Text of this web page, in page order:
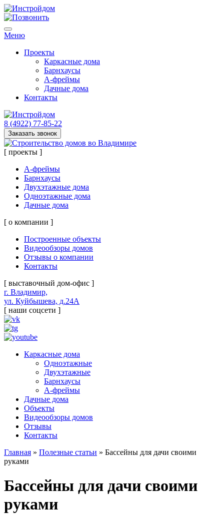
Меню
Проекты
Каркасные дома
Барнхаусы
А-фреймы
Дачные дома
Контакты
8 (4922) 77-85-22
Заказать звонок
[ проекты ]
А-фреймы
Барнхаусы
Двухэтажные дома
Одноэтажные дома
Дачные дома
[ о компании ]
Построенные объекты
Видеообзоры домов
Отзывы о компании
Контакты
[ выставочный дом-офис ]
г. Владимир,
ул. Куйбышева, д.24А
[ наши соцсети ]
Каркасные дома
Одноэтажные
Двухэтажные
Барнхаусы
А-фреймы
Дачные дома
Объекты
Видеообзоры домов
Отзывы
Контакты
Главная » Полезные статьи » Бассейны для дачи своими
руками
Бассейны для дачи своими
руками